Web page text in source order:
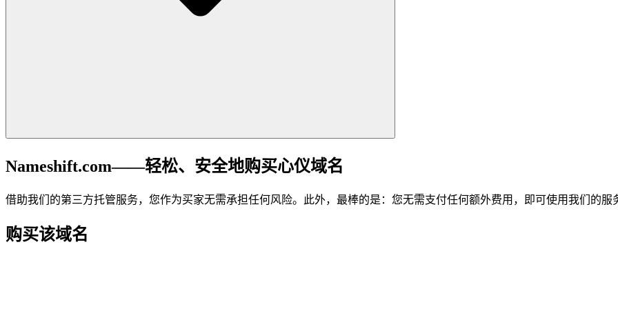
Nameshift.com——轻松、安全地购买心仪域名
借助我们的第三方托管服务，您作为买家无需承担任何风险。此外，最棒的是：您无需支付任何额外费用，即可使用我们的服
购买该域名